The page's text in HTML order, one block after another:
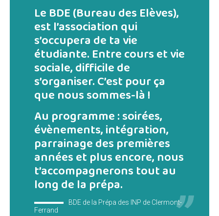
Le BDE (Bureau des Elèves),
est l’association qui
s’occupera de ta vie
étudiante. Entre cours et vie
sociale, difficile de
s’organiser. C’est pour ça
que nous sommes-là !
Au programme : soirées,
évènements, intégration,
parrainage des premières
années et plus encore, nous
t’accompagnerons tout au
long de la prépa.
BDE de la Prépa des INP de Clermont-
Ferrand